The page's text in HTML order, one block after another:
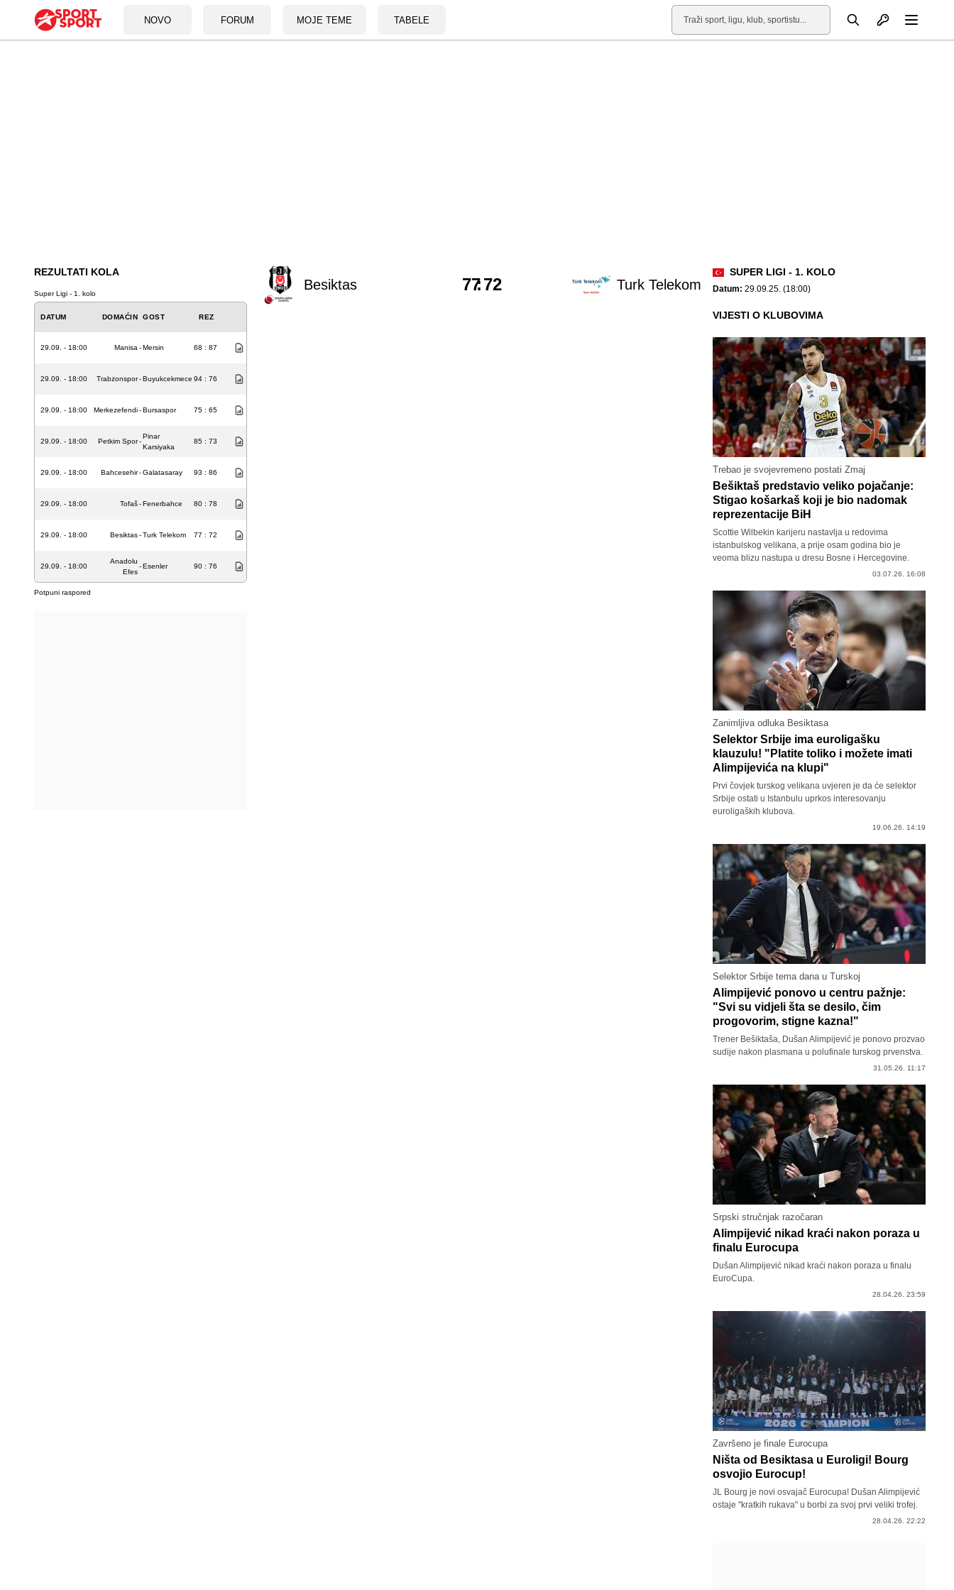
NOVO FORUM MOJE TEME TABELE
Pretraga Otvori profil
REZULTATI KOLA
Super Ligi - 1. kolo
DATUM DOMAĆIN GOST REZ
29.09. - 18:00 Manisa -Mersin 68 : 87
29.09. - 18:00 Trabzonspor-Buyukcekmece 94 : 76
29.09. - 18:00 Merkezefendi-Bursaspor 75 : 65
29.09. - 18:00 Petkim Spor-
Pinar
Karsiyaka
85 : 73
29.09. - 18:00 Bahcesehir-Galatasaray 93 : 86
29.09. - 18:00 Tofaš-Fenerbahce 80 : 78
29.09. - 18:00 Besiktas-Turk Telekom 77 : 72
29.09. - 18:00
Anadolu
Efes
-Esenler 90 : 76
Potpuni raspored
Besiktas Turk Telekom
77
:72
SUPER LIGI - 1. KOLO
Datum: 29.09.25. (18:00)
VIJESTI O KLUBOVIMA
Trebao je svojevremeno postati Zmaj
Bešiktaš predstavio veliko pojačanje:
Stigao košarkaš koji je bio nadomak
reprezentacije BiH
Scottie Wilbekin karijeru nastavlja u redovima
istanbulskog velikana, a prije osam godina bio je
veoma blizu nastupa u dresu Bosne i Hercegovine.
03.07.26. 16:08
Zanimljiva odluka Besiktasa
Selektor Srbije ima euroligašku
klauzulu! "Platite toliko i možete imati
Alimpijevića na klupi"
Prvi čovjek turskog velikana uvjeren je da će selektor
Srbije ostati u Istanbulu uprkos interesovanju
euroligaških klubova.
19.06.26. 14:19
Selektor Srbije tema dana u Turskoj
Alimpijević ponovo u centru pažnje:
"Svi su vidjeli šta se desilo, čim
progovorim, stigne kazna!"
Trener Bešiktaša, Dušan Alimpijević je ponovo prozvao
sudije nakon plasmana u polufinale turskog prvenstva.
31.05.26. 11:17
Srpski stručnjak razočaran
Alimpijević nikad kraći nakon poraza u
finalu Eurocupa
Dušan Alimpijević nikad kraći nakon poraza u finalu
EuroCupa.
28.04.26. 23:59
Završeno je finale Eurocupa
Ništa od Besiktasa u Euroligi! Bourg
osvojio Eurocup!
JL Bourg je novi osvajač Eurocupa! Dušan Alimpijević
ostaje "kratkih rukava" u borbi za svoj prvi veliki trofej.
28.04.26. 22:22